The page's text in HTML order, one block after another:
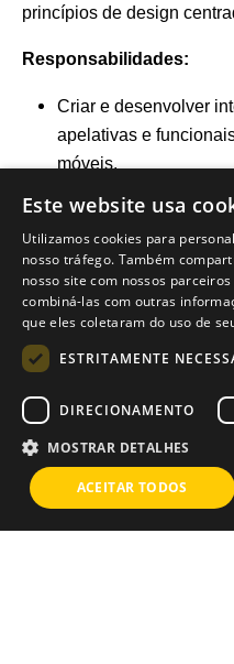
princípios de design
Responsabilidades:
Criar e desenvolver
apelativas e
móveis.
Colabore com as
Realize pesquisas de
usabilidade para
utilizador.
Mantenha-se
Requisitos:
Mínimo de 3 anos de
UI/UX.
Proficiência em
Este website usa
Utilizamos cookies para
nosso tráfego. Também
nosso site com nossos
combiná-las com outras
que eles coletaram do uso de
ESTRITAMENTE
DIRECIONAMENTO
MOSTRAR DETALHES
ACEITAR TODOS